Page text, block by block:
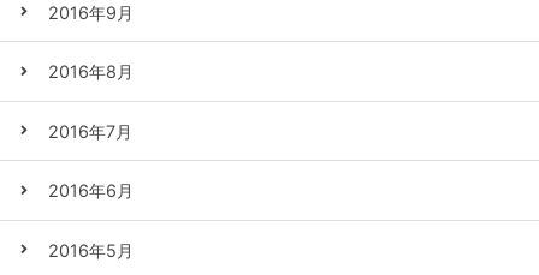
2016年9月
2016年8月
2016年7月
2016年6月
2016年5月